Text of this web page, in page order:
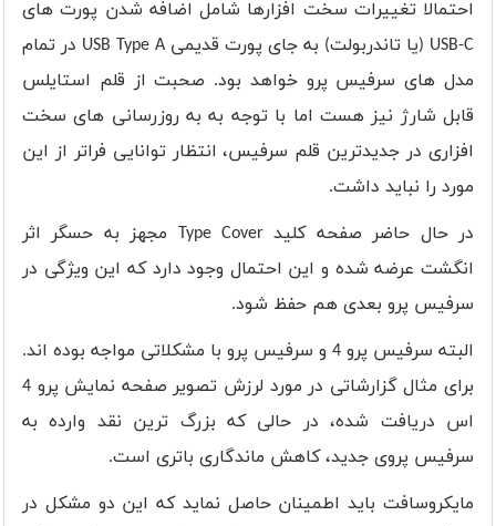
احتمالا تغییرات سخت افزارها شامل اضافه شدن پورت های
USB-C (یا تاندربولت) به جای پورت قدیمی USB Type A در تمام
مدل های سرفیس پرو خواهد بود. صحبت از قلم استایلس
قابل شارژ نیز هست اما با توجه به به روزرسانی های سخت
افزاری در جدیدترین قلم سرفیس، انتظار توانایی فراتر از این
مورد را نباید داشت.
در حال حاضر صفحه کلید Type Cover مجهز به حسگر اثر
انگشت عرضه شده و این احتمال وجود دارد که این ویژگی در
سرفیس پرو بعدی هم حفظ شود.
البته سرفیس پرو 4 و سرفیس پرو با مشکلاتی مواجه بوده اند.
برای مثال گزارشاتی در مورد لرزش تصویر صفحه نمایش پرو 4
اس دریافت شده، در حالی که بزرگ ترین نقد وارده به
سرفیس پروی جدید، کاهش ماندگاری باتری است.
مایکروسافت باید اطمینان حاصل نماید که این دو مشکل در